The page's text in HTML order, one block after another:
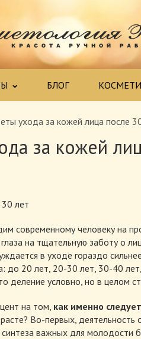
БЛОГ
ухода за кожей лица после
за кожей
современному человеку на
на тщательную заботу о
в уходе гораздо
до 20 лет, 20-30 лет, 30-40
деление условно, но в целом
на том, как именно
Во-первых, деятельность
важных для молодости